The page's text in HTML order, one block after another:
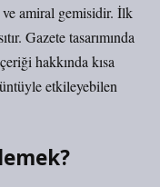
amiral gemisidir. İlk
Gazete tasarımında
hakkında kısa
etkileyebilen